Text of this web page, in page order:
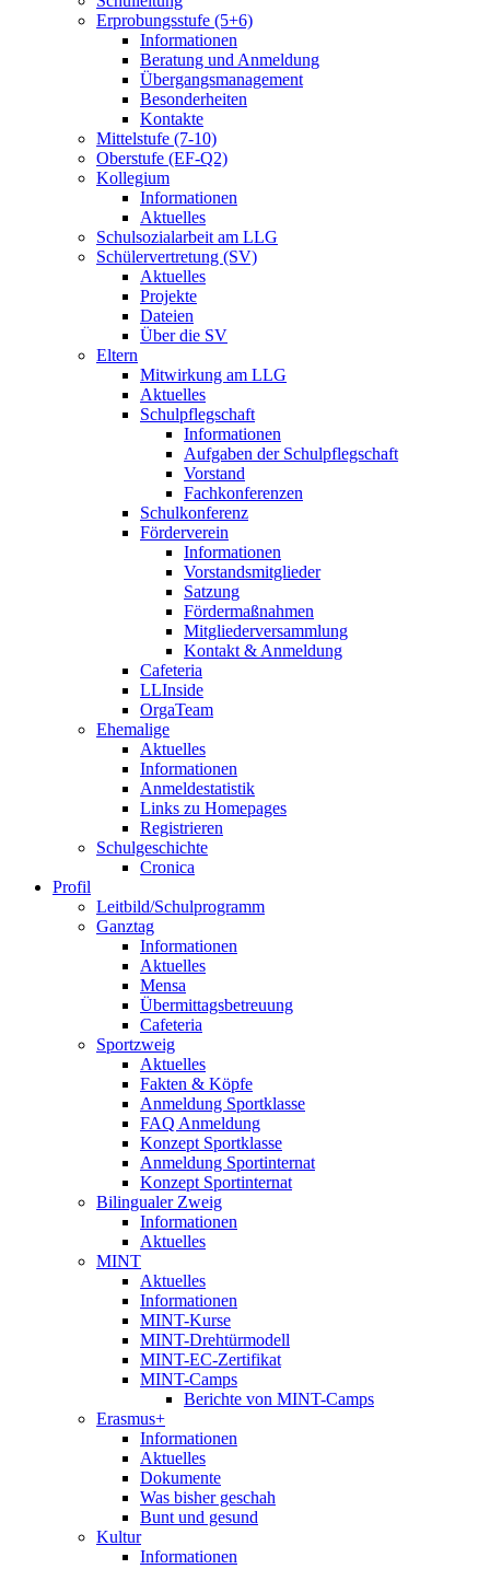
Erprobungsstufe (5+6)
Informationen
Beratung und Anmeldung
Übergangsmanagement
Besonderheiten
Kontakte
Mittelstufe (7-10)
Oberstufe (EF-Q2)
Kollegium
Informationen
Aktuelles
Schulsozialarbeit am LLG
Schülervertretung (SV)
Aktuelles
Projekte
Dateien
Über die SV
Eltern
Mitwirkung am LLG
Aktuelles
Schulpflegschaft
Informationen
Aufgaben der Schulpflegschaft
Vorstand
Fachkonferenzen
Schulkonferenz
Förderverein
Informationen
Vorstandsmitglieder
Satzung
Fördermaßnahmen
Mitgliederversammlung
Kontakt & Anmeldung
Cafeteria
LLInside
OrgaTeam
Ehemalige
Aktuelles
Informationen
Anmeldestatistik
Links zu Homepages
Registrieren
Schulgeschichte
Cronica
Profil
Leitbild/Schulprogramm
Ganztag
Informationen
Aktuelles
Mensa
Übermittagsbetreuung
Cafeteria
Sportzweig
Aktuelles
Fakten & Köpfe
Anmeldung Sportklasse
FAQ Anmeldung
Konzept Sportklasse
Anmeldung Sportinternat
Konzept Sportinternat
Bilingualer Zweig
Informationen
Aktuelles
MINT
Aktuelles
Informationen
MINT-Kurse
MINT-Drehtürmodell
MINT-EC-Zertifikat
MINT-Camps
Berichte von MINT-Camps
Erasmus+
Informationen
Aktuelles
Dokumente
Was bisher geschah
Bunt und gesund
Kultur
Informationen